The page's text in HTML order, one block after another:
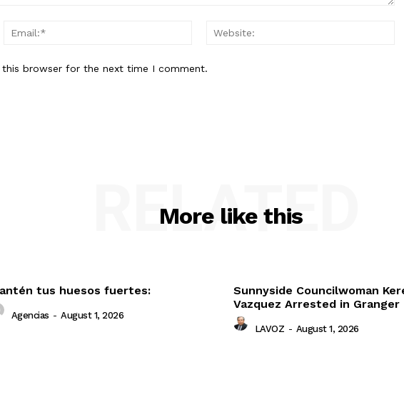
Email:*
browser for the next time I comment.
More like this
RELATED
tus huesos fuertes:
Agencias - August 1, 2026
Sunnyside Councilwoman
Vazquez Arrested in Granger
LAVOZ - August 1, 2026